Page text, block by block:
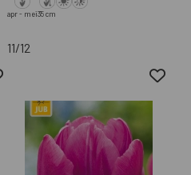
apr - mei35 cm
11/12